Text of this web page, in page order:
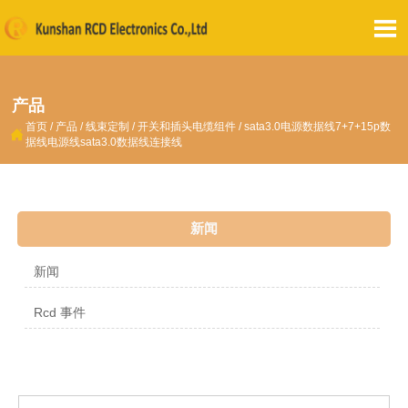

产品
 首页 / 产品 /线束定制 /开关和插头电缆组件 /sata3.0电源数据线7+7+15p数
据线电源线sata3.0数据线连接线
新闻
新闻
Rcd 事件